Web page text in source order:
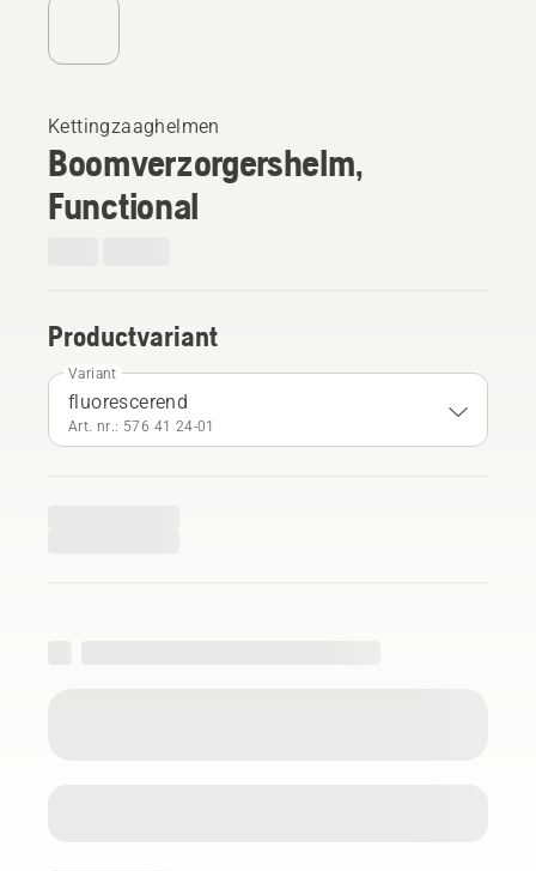
Kettingzaaghelmen
Boomverzorgershelm,
Functional
Productvariant
Variant
fluorescerend
Art. nr.: 576 41 24‑01